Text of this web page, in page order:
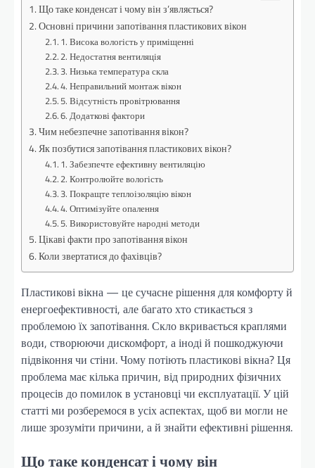
Що таке конденсат і чому він з’являється?
Основні причини запотівання пластикових вікон
1. Висока вологість у приміщенні
2. Недостатня вентиляція
3. Низька температура скла
4. Неправильний монтаж вікон
5. Відсутність провітрювання
6. Додаткові фактори
Чим небезпечне запотівання вікон?
Як позбутися запотівання пластикових вікон?
1. Забезпечте ефективну вентиляцію
2. Контролюйте вологість
3. Покращте теплоізоляцію вікон
4. Оптимізуйте опалення
5. Використовуйте народні методи
Цікаві факти про запотівання вікон
Коли звертатися до фахівців?
Пластикові вікна — це сучасне рішення для комфорту й
енергоефективності, але багато хто стикається з
проблемою їх запотівання. Скло вкривається краплями
води, створюючи дискомфорт, а іноді й пошкоджуючи
підвіконня чи стіни. Чому потіють пластикові вікна? Ця
проблема має кілька причин, від природних фізичних
процесів до помилок в установці чи експлуатації. У цій
статті ми розберемося в усіх аспектах, щоб ви могли не
лише зрозуміти причини, а й знайти ефективні рішення.
Що таке конденсат і чому він